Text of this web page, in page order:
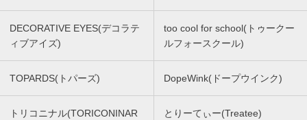
DECORATIVE EYES(デコラテ
ィブアイズ)
too cool for school(トゥークー
ルフォースクール)
TOPARDS(トパーズ) DopeWink(ドープウインク)
トリコニナル(TORICONINAR
とりーてぃー(Treatee)